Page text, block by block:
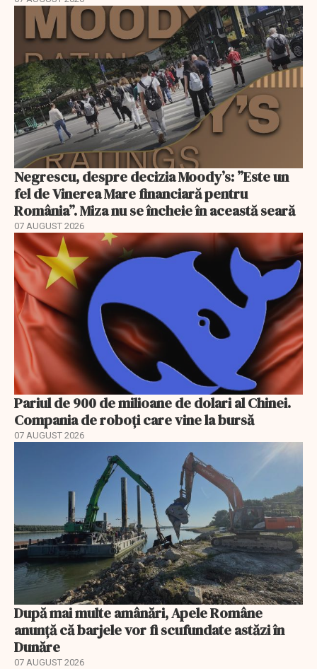
Negrescu, despre decizia Moody’s: ”Este un
fel de Vinerea Mare financiară pentru
România”. Miza nu se încheie în această seară
07 AUGUST 2026
Pariul de 900 de milioane de dolari al Chinei.
Compania de roboți care vine la bursă
07 AUGUST 2026
După mai multe amânări, Apele Române
anunță că barjele vor fi scufundate astăzi în
Dunăre
07 AUGUST 2026